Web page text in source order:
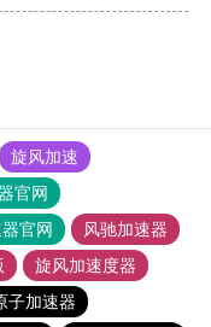
旋风加速
官网
官网
风驰加速器
旋风加速度器
子加速器